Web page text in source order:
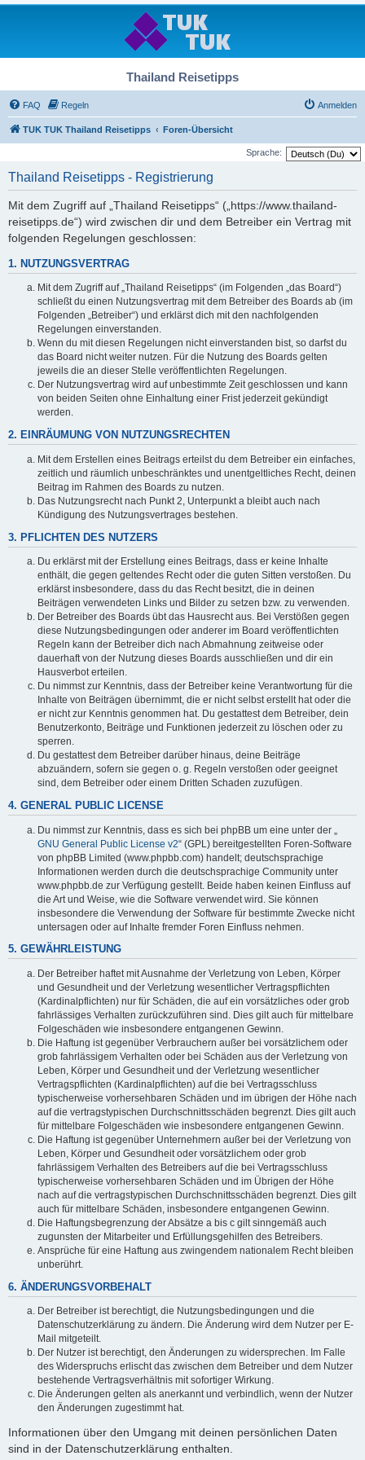
Thailand Reisetipps
FAQ Regeln Anmelden
TUK TUK Thailand Reisetipps Foren-Übersicht
Sprache:
Thailand Reisetipps - Registrierung
Mit dem Zugriff auf „Thailand Reisetipps“ („https://www.thailand-
reisetipps.de“) wird zwischen dir und dem Betreiber ein Vertrag mit
folgenden Regelungen geschlossen:
1. NUTZUNGSVERTRAG
Mit dem Zugriff auf „Thailand Reisetipps“ (im Folgenden „das Board“)
schließt du einen Nutzungsvertrag mit dem Betreiber des Boards ab (im
Folgenden „Betreiber“) und erklärst dich mit den nachfolgenden
Regelungen einverstanden.
Wenn du mit diesen Regelungen nicht einverstanden bist, so darfst du
das Board nicht weiter nutzen. Für die Nutzung des Boards gelten
jeweils die an dieser Stelle veröffentlichten Regelungen.
Der Nutzungsvertrag wird auf unbestimmte Zeit geschlossen und kann
von beiden Seiten ohne Einhaltung einer Frist jederzeit gekündigt
werden.
2. EINRÄUMUNG VON NUTZUNGSRECHTEN
Mit dem Erstellen eines Beitrags erteilst du dem Betreiber ein einfaches,
zeitlich und räumlich unbeschränktes und unentgeltliches Recht, deinen
Beitrag im Rahmen des Boards zu nutzen.
Das Nutzungsrecht nach Punkt 2, Unterpunkt a bleibt auch nach
Kündigung des Nutzungsvertrages bestehen.
3. PFLICHTEN DES NUTZERS
Du erklärst mit der Erstellung eines Beitrags, dass er keine Inhalte
enthält, die gegen geltendes Recht oder die guten Sitten verstoßen. Du
erklärst insbesondere, dass du das Recht besitzt, die in deinen
Beiträgen verwendeten Links und Bilder zu setzen bzw. zu verwenden.
Der Betreiber des Boards übt das Hausrecht aus. Bei Verstößen gegen
diese Nutzungsbedingungen oder anderer im Board veröffentlichten
Regeln kann der Betreiber dich nach Abmahnung zeitweise oder
dauerhaft von der Nutzung dieses Boards ausschließen und dir ein
Hausverbot erteilen.
Du nimmst zur Kenntnis, dass der Betreiber keine Verantwortung für die
Inhalte von Beiträgen übernimmt, die er nicht selbst erstellt hat oder die
er nicht zur Kenntnis genommen hat. Du gestattest dem Betreiber, dein
Benutzerkonto, Beiträge und Funktionen jederzeit zu löschen oder zu
sperren.
Du gestattest dem Betreiber darüber hinaus, deine Beiträge
abzuändern, sofern sie gegen o. g. Regeln verstoßen oder geeignet
sind, dem Betreiber oder einem Dritten Schaden zuzufügen.
4. GENERAL PUBLIC LICENSE
Du nimmst zur Kenntnis, dass es sich bei phpBB um eine unter der „
GNU General Public License v2“ (GPL) bereitgestellten Foren-Software
von phpBB Limited (www.phpbb.com) handelt; deutschsprachige
Informationen werden durch die deutschsprachige Community unter
www.phpbb.de zur Verfügung gestellt. Beide haben keinen Einfluss auf
die Art und Weise, wie die Software verwendet wird. Sie können
insbesondere die Verwendung der Software für bestimmte Zwecke nicht
untersagen oder auf Inhalte fremder Foren Einfluss nehmen.
5. GEWÄHRLEISTUNG
Der Betreiber haftet mit Ausnahme der Verletzung von Leben, Körper
und Gesundheit und der Verletzung wesentlicher Vertragspflichten
(Kardinalpflichten) nur für Schäden, die auf ein vorsätzliches oder grob
fahrlässiges Verhalten zurückzuführen sind. Dies gilt auch für mittelbare
Folgeschäden wie insbesondere entgangenen Gewinn.
Die Haftung ist gegenüber Verbrauchern außer bei vorsätzlichem oder
grob fahrlässigem Verhalten oder bei Schäden aus der Verletzung von
Leben, Körper und Gesundheit und der Verletzung wesentlicher
Vertragspflichten (Kardinalpflichten) auf die bei Vertragsschluss
typischerweise vorhersehbaren Schäden und im übrigen der Höhe nach
auf die vertragstypischen Durchschnittsschäden begrenzt. Dies gilt auch
für mittelbare Folgeschäden wie insbesondere entgangenen Gewinn.
Die Haftung ist gegenüber Unternehmern außer bei der Verletzung von
Leben, Körper und Gesundheit oder vorsätzlichem oder grob
fahrlässigem Verhalten des Betreibers auf die bei Vertragsschluss
typischerweise vorhersehbaren Schäden und im Übrigen der Höhe
nach auf die vertragstypischen Durchschnittsschäden begrenzt. Dies gilt
auch für mittelbare Schäden, insbesondere entgangenen Gewinn.
Die Haftungsbegrenzung der Absätze a bis c gilt sinngemäß auch
zugunsten der Mitarbeiter und Erfüllungsgehilfen des Betreibers.
Ansprüche für eine Haftung aus zwingendem nationalem Recht bleiben
unberührt.
6. ÄNDERUNGSVORBEHALT
Der Betreiber ist berechtigt, die Nutzungsbedingungen und die
Datenschutzerklärung zu ändern. Die Änderung wird dem Nutzer per E-
Mail mitgeteilt.
Der Nutzer ist berechtigt, den Änderungen zu widersprechen. Im Falle
des Widerspruchs erlischt das zwischen dem Betreiber und dem Nutzer
bestehende Vertragsverhältnis mit sofortiger Wirkung.
Die Änderungen gelten als anerkannt und verbindlich, wenn der Nutzer
den Änderungen zugestimmt hat.
Informationen über den Umgang mit deinen persönlichen Daten
sind in der Datenschutzerklärung enthalten.